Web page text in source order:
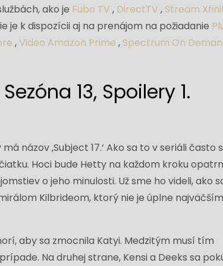
ako je Fubo TV , DirectTV , Stream
je k dispozícii aj na prenájom na požiadanie
,Video Amazon Prime , Spectrum On
13, Spoilery 1.
názov ‚Subject 17.‘ Ako sa to v seriáli často
Hoci bude Hetty na každom kroku
o jeho minulosti. Už sme ho videli, ako
Kilbrideom, ktorý nie je úplne
aby sa zmocnila Katyi. Medzitým musí tím
Na druhej strane, Kensi a Deeks sa